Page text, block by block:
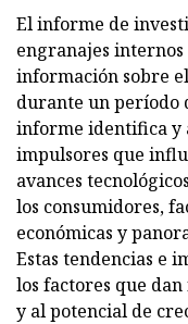
El informe de
engranajes
información sobre
durante un período
informe identifica y
impulsores que
avances
los consumidores,
económicas y
Estas tendencias e
los factores que
y al potencial de